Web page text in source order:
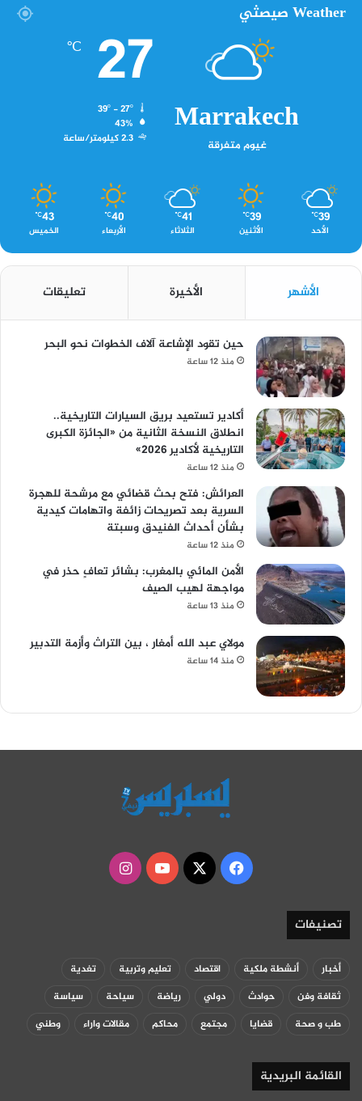
Weather صيصثي
Marrakech
غيوم متفرقة
27
℃
43%
2.3 كيلومتر/ساعة
39
℃
الأحد
39
℃
الأثنين
41
℃
الثلاثاء
40
℃
الأربعاء
43
℃
الخميس
الأشهر الأخيرة تعليقات
حين تقود الإشاعة آلاف الخطوات نحو البحر
منذ 12 ساعة
أكادير تستعيد بريق السيارات التاريخية..
انطلاق النسخة الثانية من «الجائزة الكبرى
التاريخية لأكادير 2026»
منذ 12 ساعة
العرائش: فتح بحث قضائي مع مرشحة للهجرة
السرية بعد تصريحات زائفة واتهامات كيدية
بشأن أحداث الفنيدق وسبتة
منذ 12 ساعة
الأمن المائي بالمغرب: بشائر تعافٍ حذر في
مواجهة لهيب الصيف
منذ 13 ساعة
مولاي عبد الله أمغار ، بين التراث وأزمة التدبير
منذ 14 ساعة
فيسبوك
‫X
‫YouTubeانستقرام
تصنيفات
أخبار أنشطة ملكية اقتصاد تعليم وتربية
تغدية
ثقافة وفن
حوادث دولي رياضة سياحة
سياسة
طب و صحة
قضايا مجتمع محاكم مقالات واراء وطني
القائمة البريدية